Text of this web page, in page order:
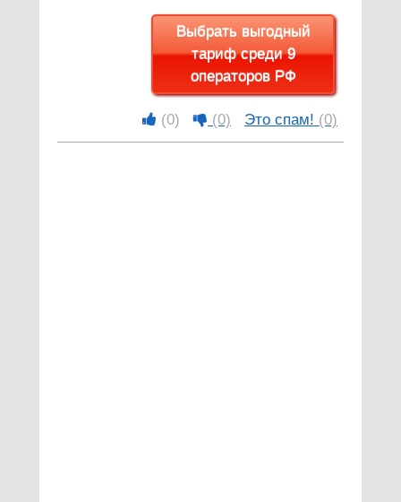
Выбрать выгодный
тариф среди 9
операторов РФ
(0) (0) Это спам! (0)